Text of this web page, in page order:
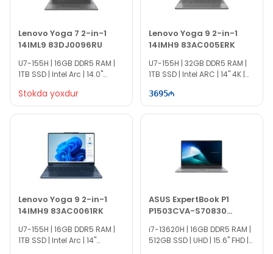
Lenovo Yoga 7 2-in-1
14IML9 83DJ0096RU
U7-155H | 16GB DDR5 RAM |
1TB SSD | Intel Arc | 14.0"
Win11
Stokda yoxdur
Lenovo Yoga 9 2-in-1
14IMH9 83AC005ERK
U7-155H | 32GB DDR5 RAM |
1TB SSD | Intel ARC | 14" 4K |
3695
Lenovo Yoga 9 2-in-1
14IMH9 83AC0061RK
U7-155H | 16GB DDR5 RAM |
1TB SSD | Intel Arc | 14"
ASUS ExpertBook P1
P1503CVA-S70830
90NX0881-M00X90
i7-13620H | 16GB DDR5 RAM |
512GB SSD | UHD | 15.6" FHD |